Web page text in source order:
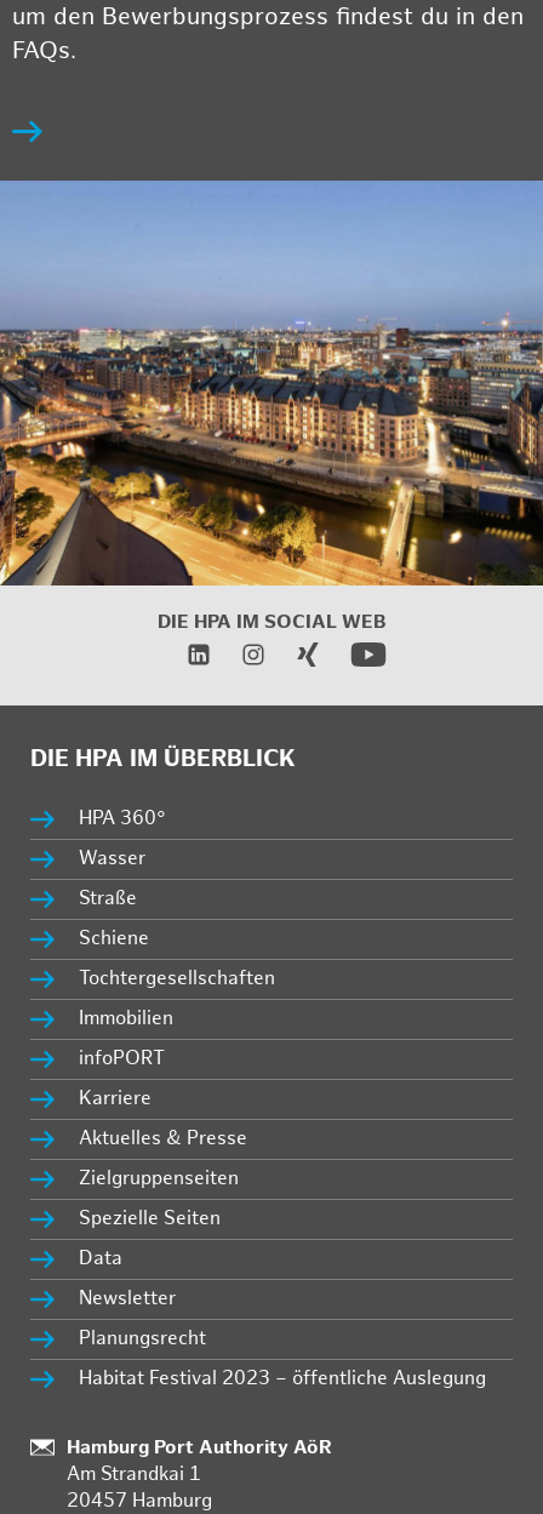
um den Bewerbungsprozess findest du in den
FAQs.
DIE HPA IM SOCIAL WEB
DIE HPA IM ÜBERBLICK
HPA 360°
Wasser
Straße
Schiene
Tochtergesellschaften
Immobilien
infoPORT
Karriere
Aktuelles & Presse
Zielgruppenseiten
Spezielle Seiten
Data
Newsletter
Planungsrecht
Habitat Festival 2023 – öffentliche Auslegung
:
Hamburg Port Authority AöR
Am Strandkai 1
20457 Hamburg